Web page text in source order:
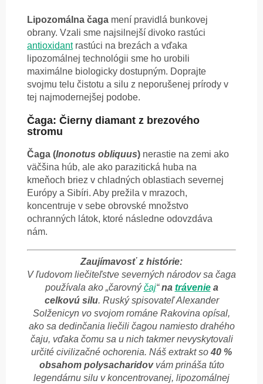
Lipozomálna čaga mení pravidlá bunkovej
obrany. Vzali sme najsilnejší divoko rastúci
antioxidantrastúci na brezách a vďaka
lipozomálnej technológii sme ho urobili
maximálne biologicky dostupným. Doprajte
svojmu telu čistotu a silu z neporušenej prírody v
tej najmodernejšej podobe.
Čaga: Čierny diamant z brezového
stromu
Čaga (Inonotus obliquus) nerastie na zemi ako
väčšina húb, ale ako parazitická huba na
kmeňoch briez v chladných oblastiach severnej
Európy a Sibíri. Aby prežila v mrazoch,
koncentruje v sebe obrovské množstvo
ochranných látok, ktoré následne odovzdáva
nám.
Zaujímavosť z histórie:
V ľudovom liečiteľstve severných národov sa čaga
používala ako „čarovnýčaj“na tráveniea
celkovú silu. Ruský spisovateľ Alexander
Solženicyn vo svojom románe Rakovina opísal,
ako sa dedinčania liečili čagou namiesto drahého
čaju, vďaka čomu sa u nich takmer nevyskytovali
určité civilizačné ochorenia. Náš extrakt so 40 %
obsahom polysacharidovvám prináša túto
legendárnu silu v koncentrovanej, lipozomálnej